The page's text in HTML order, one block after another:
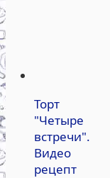
Торт
"Четыре
встречи".
Видео
рецепт